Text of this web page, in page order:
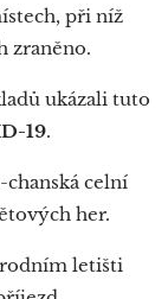
při níž
zraněno.
ukázali tuto
19.
celní
her.
letišti